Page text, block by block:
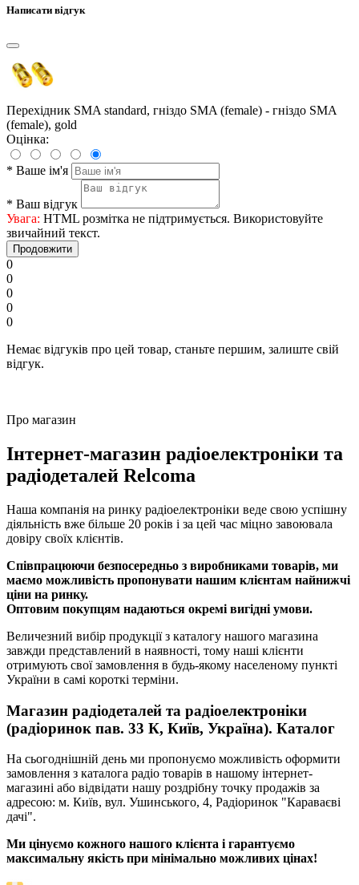
Написати відгук
Перехідник SMA standard, гніздо SMA (female) - гніздо SMA
(female), gold
Оцінка:
* Ваше ім'я
* Ваш відгук
Увага: HTML розмітка не підтримується. Використовуйте
звичайний текст.
Продовжити
0
0
0
0
0
Немає відгуків про цей товар, станьте першим, залиште свій
відгук.
Про магазин
Інтернет-магазин радіоелектроніки та
радіодеталей Relcoma
Наша компанія на ринку радіоелектроніки веде свою успішну
діяльність вже більше 20 років і за цей час міцно завоювала
довіру своїх клієнтів.
Співпрацюючи безпосередньо з виробниками товарів, ми
маємо можливість пропонувати нашим клієнтам найнижчі
ціни на ринку.
Оптовим покупцям надаються окремі вигідні умови.
Величезний вибір продукції з каталогу нашого магазина
завжди представлений в наявності, тому наші клієнти
отримують свої замовлення в будь-якому населеному пункті
України в самі короткі терміни.
Магазин радіодеталей та радіоелектроніки
(радіоринок пав. 33 К, Київ, Україна). Каталог
На сьогоднішній день ми пропонуємо можливість оформити
замовлення з каталога радіо товарів в нашому інтернет-
магазині або відвідати нашу роздрібну точку продажів за
адресою: м. Київ, вул. Ушинського, 4, Радіоринок "Караваєві
дачі".
Ми цінуємо кожного нашого клієнта і гарантуємо
максимальну якість при мінімально можливих цінах!